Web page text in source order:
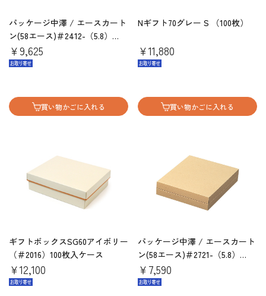
パッケージ中澤 / エースカート
ン(58エース)＃2412-（5.8）
（100枚)
￥9,625
買い物かごに入れる
Nギフト70グレー S （100枚）
￥11,880
買い物かごに入れる
ギフトボックスSG60アイボリー
（＃2016）100枚入ケース
￥12,100
パッケージ中澤 / エースカート
ン(58エース)＃2721-（5.8）
（50枚)
￥7,590